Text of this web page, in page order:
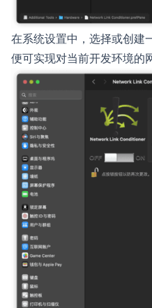
在系统设置中，选择或创建
便可实现对当前开发环境的